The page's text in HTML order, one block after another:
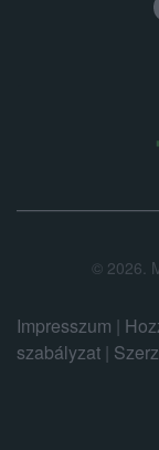
© 2026.
Impresszum |
szabályzat |